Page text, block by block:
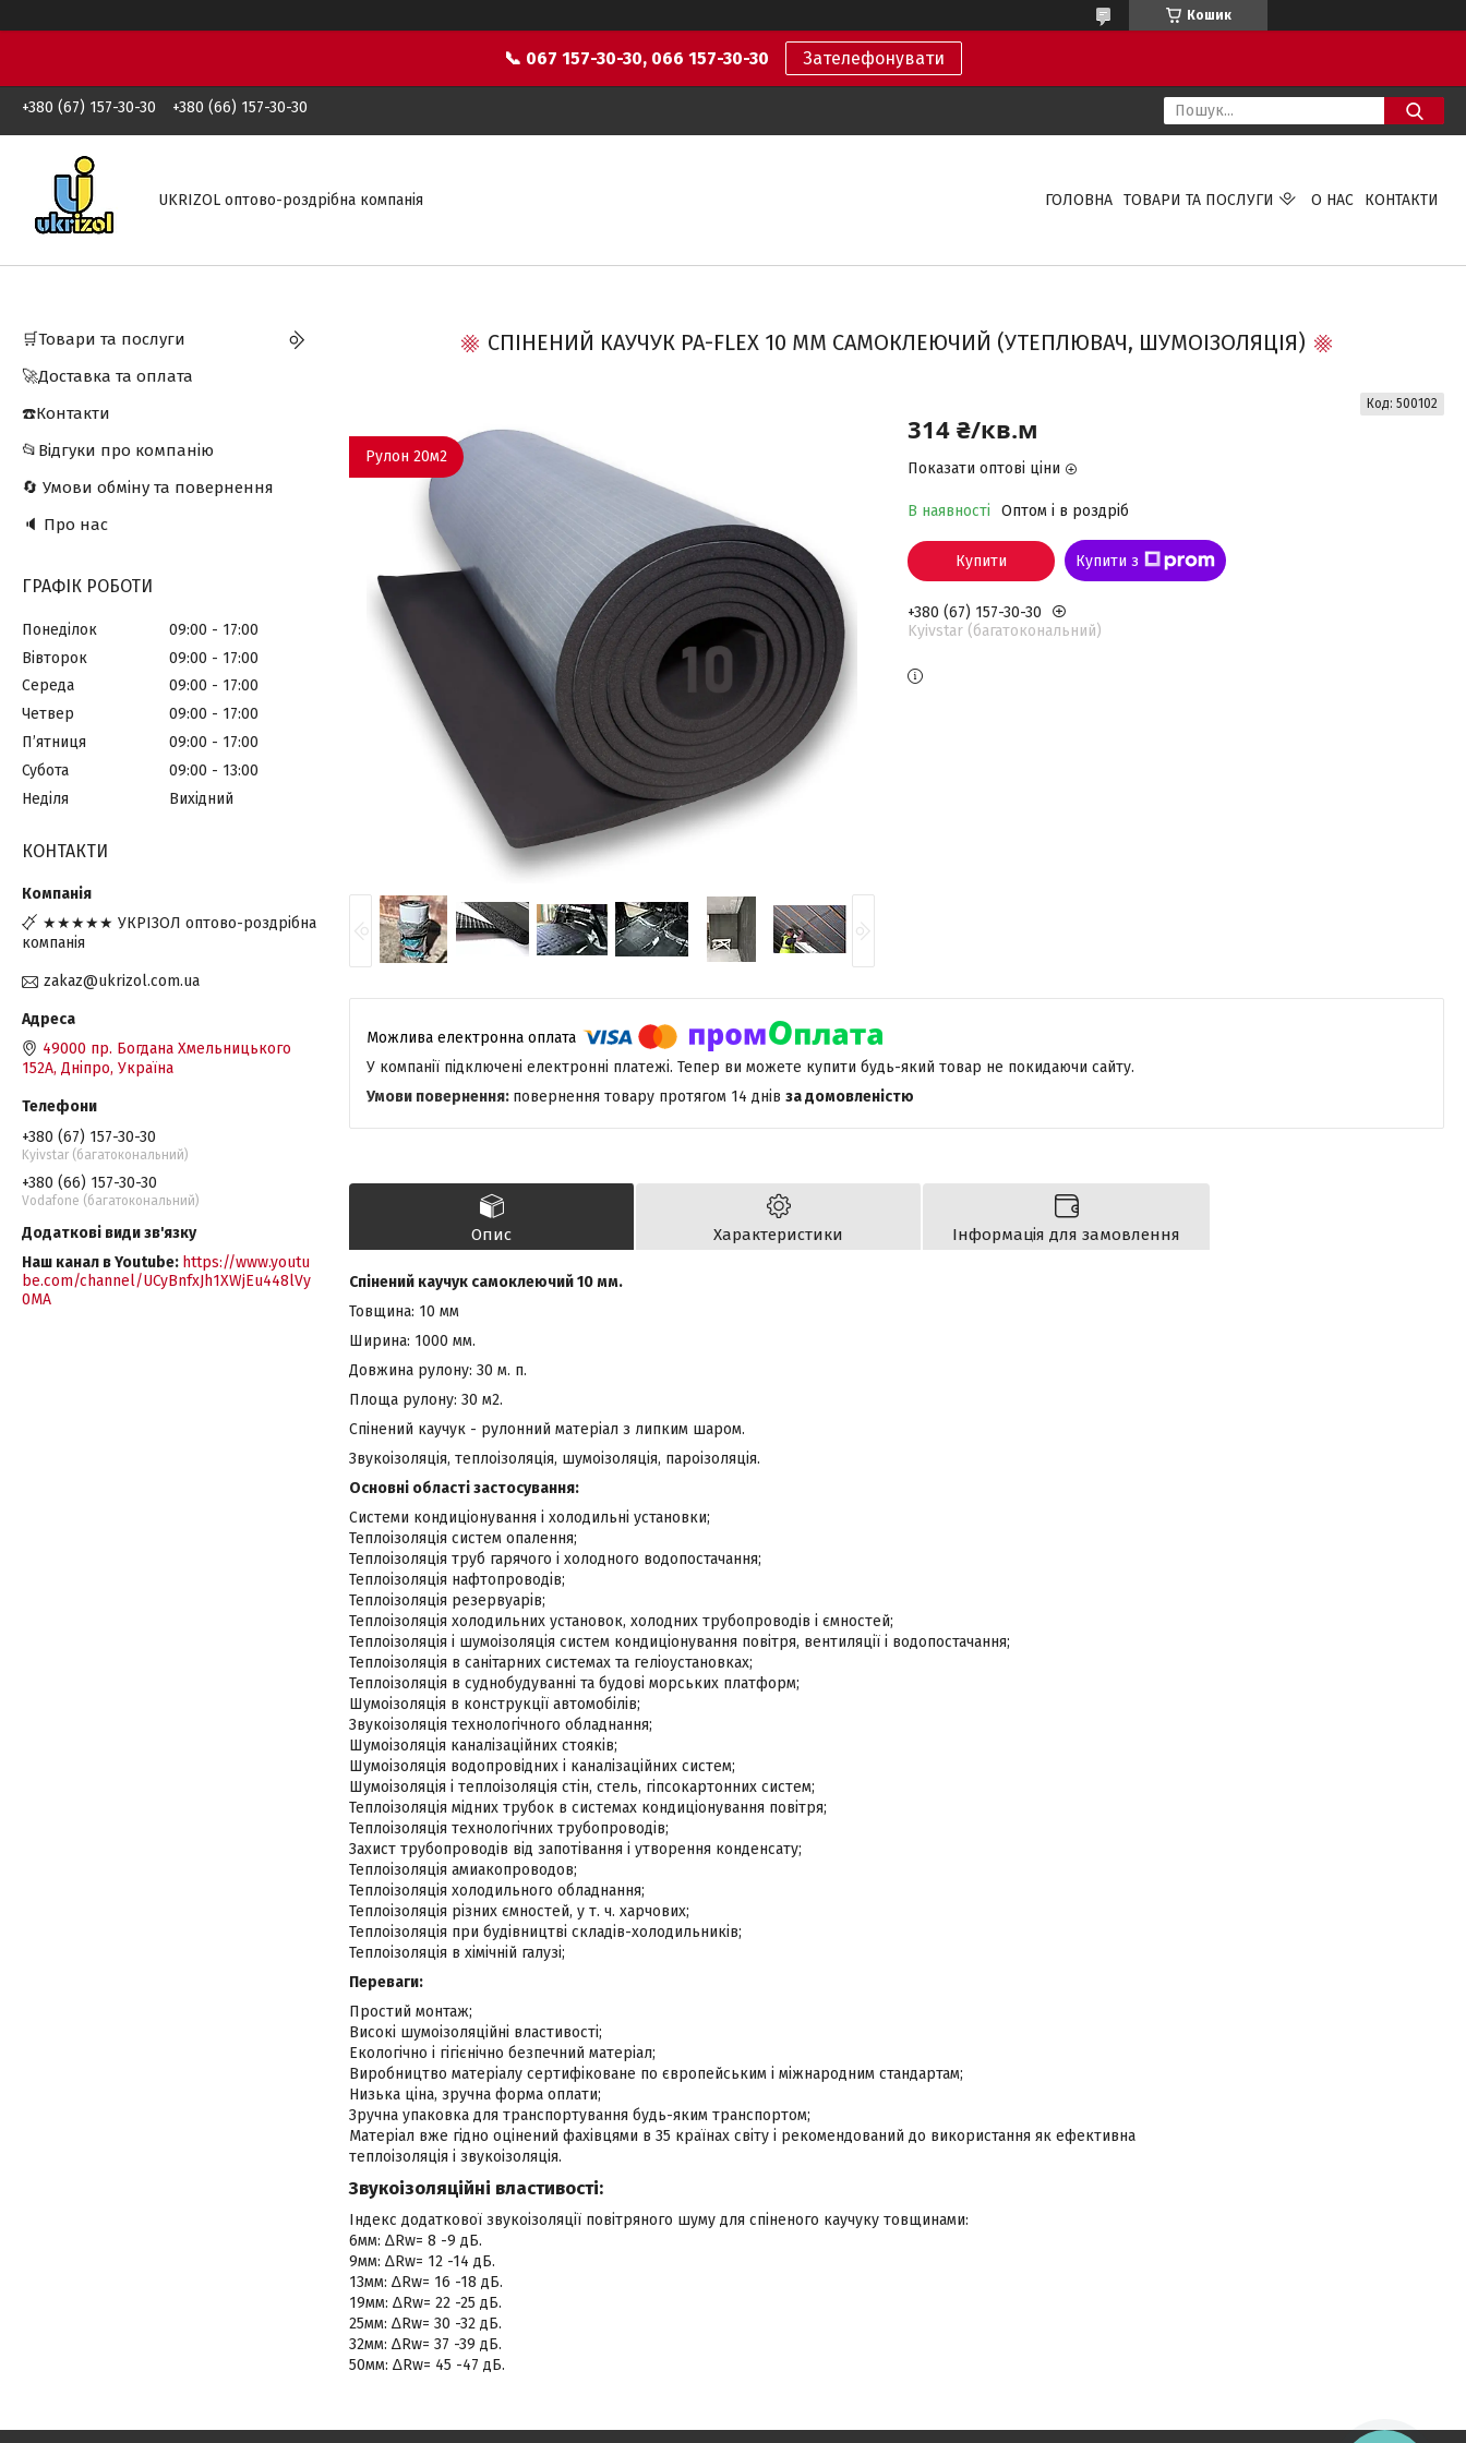
Кошик
📞 067 157-30-30, 066 157-30-30 Зателефонувати
+380 (67) 157-30-30 +380 (66) 157-30-30
UKRIZOL оптово-роздрібна компанія ГОЛОВНА ТОВАРИ ТА ПОСЛУГИ О НАС КОНТАКТИ
СПІНЕНИЙ КАУЧУК PA-FLEX 10 ММ САМОКЛЕЮЧИЙ (УТЕПЛЮВАЧ, ШУМОІЗОЛЯЦІЯ)
Рулон 20м2
314 ₴/кв.м
Показати оптові ціни
В наявності Оптом і в роздріб
Код: 500102
Купити Купити з
+380 (67) 157-30-30
Kyivstar (багатокональний)
У компанії підключені електронні платежі. Тепер ви можете купити будь-який товар не покидаючи сайту.
повернення товару протягом 14 днів за домовленістю
Опис Характеристики Інформація для замовлення
Спінений каучук самоклеючий 10 мм.
Товщина: 10 мм
Ширина: 1000 мм.
Довжина рулону: 30 м. п.
Площа рулону: 30 м2.
Спінений каучук - рулонний матеріал з липким шаром.
Звукоізоляція, теплоізоляція, шумоізоляція, пароізоляція.
Основні області застосування:
Системи кондиціонування і холодильні установки;
Теплоізоляція систем опалення;
Теплоізоляція труб гарячого і холодного водопостачання;
Теплоізоляція нафтопроводів;
Теплоізоляція резервуарів;
Теплоізоляція холодильних установок, холодних трубопроводів і ємностей;
Теплоізоляція і шумоізоляція систем кондиціонування повітря, вентиляції і водопостачання;
Теплоізоляція в санітарних системах та геліоустановках;
Теплоізоляція в суднобудуванні та будові морських платформ;
Шумоізоляція в конструкції автомобілів;
Звукоізоляція технологічного обладнання;
Шумоізоляція каналізаційних стояків;
Шумоізоляція водопровідних і каналізаційних систем;
Шумоізоляція і теплоізоляція стін, стель, гіпсокартонних систем;
Теплоізоляція мідних трубок в системах кондиціонування повітря;
Теплоізоляція технологічних трубопроводів;
Захист трубопроводів від запотівання і утворення конденсату;
Теплоізоляція амиакопроводов;
Теплоізоляція холодильного обладнання;
Теплоізоляція різних ємностей, у т. ч. харчових;
Теплоізоляція при будівництві складів-холодильників;
Теплоізоляція в хімічній галузі;
Переваги:
Простий монтаж;
Високі шумоізоляційні властивості;
Екологічно і гігієнічно безпечний матеріал;
Виробництво матеріалу сертифіковане по європейським і міжнародним стандартам;
Низька ціна, зручна форма оплати;
Зручна упаковка для транспортування будь-яким транспортом;
Матеріал вже гідно оцінений фахівцями в 35 країнах світу і рекомендований до використання як ефективна
теплоізоляція і звукоізоляція.
Звукоізоляційні властивості:
Індекс додаткової звукоізоляції повітряного шуму для спіненого каучуку товщинами:
6мм: ∆Rw= 8 -9 дБ.
9мм: ∆Rw= 12 -14 дБ.
13мм: ∆Rw= 16 -18 дБ.
19мм: ∆Rw= 22 -25 дБ.
25мм: ∆Rw= 30 -32 дБ.
32мм: ∆Rw= 37 -39 дБ.
50мм: ∆Rw= 45 -47 дБ.
🛒Товари та послуги
🚀Доставка та оплата
☎️Контакти
📂Відгуки про компанію
🔄 Умови обміну та повернення
🔈 Про нас
ГРАФІК РОБОТИ
Понеділок 09:00
17:00
Вівторок
09:00
17:00
Середа
09:00
17:00
Четвер
09:00
17:00
Пʼятниця
09:00
17:00
Субота
09:00
13:00
Неділя
Вихідний
КОНТАКТИ
★★★★★ УКРІЗОЛ оптово-роздрібна
компанія
zakaz@ukrizol.com.ua
49000 пр. Богдана Хмельницького
152А, Дніпро, Україна
+380 (67) 157-30-30
Kyivstar (багатокональний)
+380 (66) 157-30-30
Vodafone (багатокональний)
Наш канал в Youtube https://www.youtu
be.com/channel/UCyBnfxJh1XWjEu448lVy
0MA